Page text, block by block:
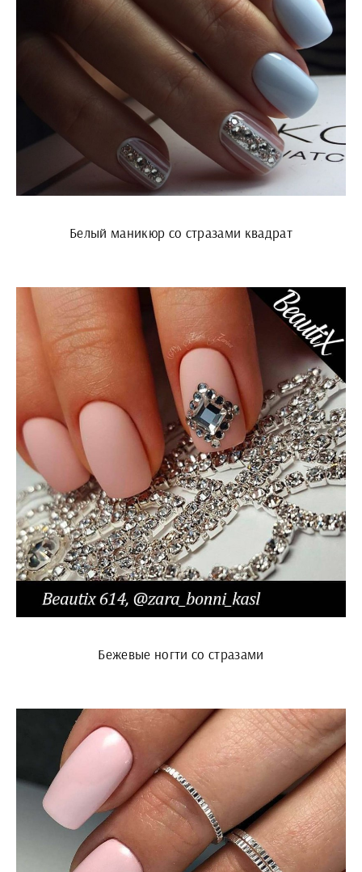
Белый маникюр со стразами квадрат
Бежевые ногти со стразами